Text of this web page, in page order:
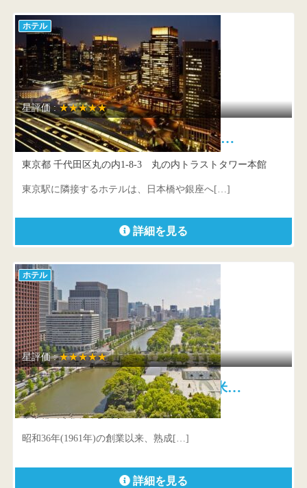
ホテル
星評価 :★★★★★
シャングリ・ラ ホテル 東京 …
東京都 千代田区丸の内1-8-3 丸の内トラストタワー本館
東京駅に隣接するホテルは、日本橋や銀座へ[…]
詳細を見る
ホテル
星評価 :★★★★★
パレスホテル東京 全室45平米…
東京都 千代田区丸の内1-1-1
昭和36年(1961年)の創業以来、熟成[…]
詳細を見る